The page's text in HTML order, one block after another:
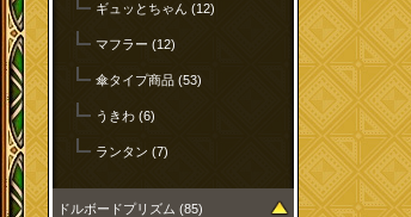
ギュッとちゃん (12)
マフラー (12)
傘タイプ商品 (53)
うきわ (6)
ランタン (7)
ドルボードプリズム (85)